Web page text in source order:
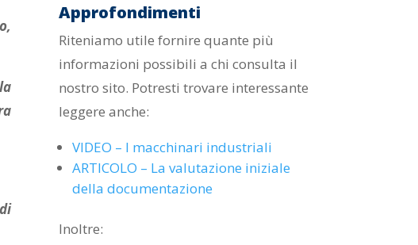
diminuire
il
volume.
Approfondimenti
Riteniamo utile fornire quante più
informazioni possibili a chi consulta il
nostro sito. Potresti trovare interessante
leggere anche:
VIDEO – I macchinari industriali
ARTICOLO – La valutazione iniziale
della documentazione
Inoltre: